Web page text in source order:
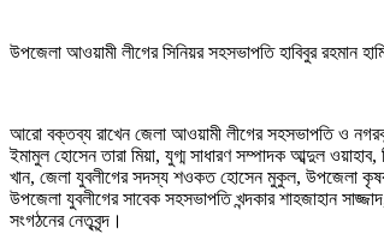
উপজেলা আওয়ামী লীগের সিনিয়র সহসভাপতি হাবিবুর রহমান
আরো বক্তব্য রাখেন জেলা আওয়ামী লীগের সহসভাপতি ও
ইমামুল হোসেন তারা মিয়া, যুগ্ম সাধারণ সম্পাদক আব্দুল
খান, জেলা যুবলীগের সদস্য শওকত হোসেন মুকুল, উপজেলা
উপজেলা যুবলীগের সাবেক সহসভাপতি খন্দকার শাহজাহান
সংগঠনের নেতৃবৃন্দ।